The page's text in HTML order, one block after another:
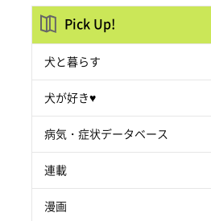
Pick Up!
犬と暮らす
犬が好き♥
病気・症状データベース
連載
漫画